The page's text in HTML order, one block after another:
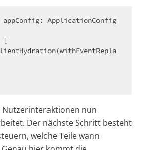
ApplicationConfig
nun
Der nächste Schritt besteht
welche Teile wann